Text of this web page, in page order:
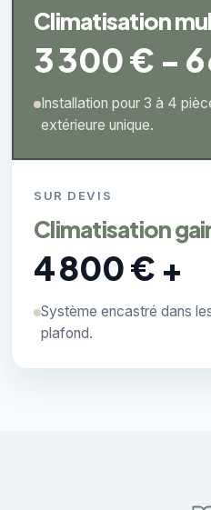
Climatisation
3 300 € -
Installation pour 3 à 4
extérieure unique.
SUR DEVIS
Climatisation
4 800 € +
Système encastré dans
plafond.